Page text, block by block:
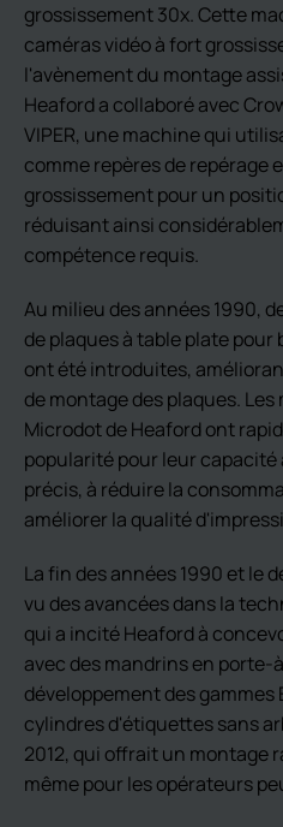
grossissement 30x. Cette
caméras vidéo à fort
l'avènement du montage
Heaford a collaboré avec
VIPER, une machine qui
comme repères de repérage
grossissement pour un
réduisant ainsi
compétence requis.
Au milieu des années 1990,
de plaques à table plate
ont été introduites,
de montage des plaques.
Microdot de Heaford ont
popularité pour leur
précis, à réduire la
améliorer la qualité
La fin des années 1990 et le
vu des avancées dans la
qui a incité Heaford à
avec des mandrins en
développement des gammes
cylindres d'étiquettes sans
2012, qui offrait un montage
même pour les opérateurs